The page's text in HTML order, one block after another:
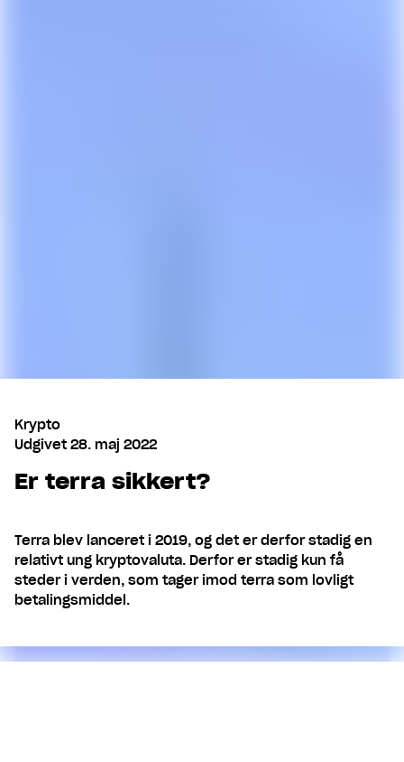
Krypto
Udgivet 28. maj 2022
Er terra sikkert?
Terra blev lanceret i 2019, og det er derfor stadig en
relativt ung kryptovaluta. Derfor er stadig kun få
steder i verden, som tager imod terra som lovligt
betalingsmiddel.